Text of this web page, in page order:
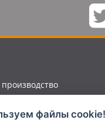
файлы cookie!